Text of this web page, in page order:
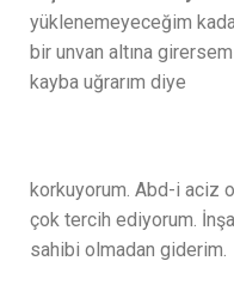
yüklenemeyeceğim
bir unvan altına girersem
kayba uğrarım diye
korkuyorum. Abd-i aciz
çok tercih ediyorum.
sahibi olmadan giderim.